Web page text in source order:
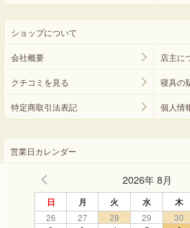
ショップについて
会社概要 店主に
クチコミを見る 寝具の
特定商取引法表記 個人情
営業日カレンダー
2026年 8月
日 月 火 水 木
26 27 28 29 30